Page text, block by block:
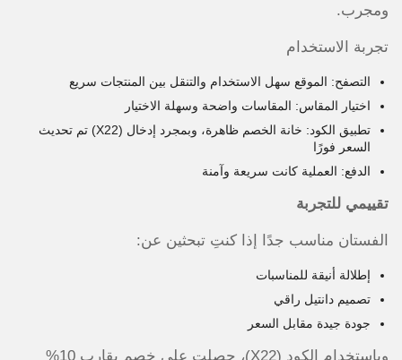
ومجرب.
تجربة الاستخدام
التصفح: الموقع سهل الاستخدام والتنقل بين المنتجات سريع
اختيار المقاس: المقاسات واضحة وسهلة الاختيار
تطبيق الكود: خانة الخصم ظاهرة، وبمجرد إدخال (X22) تم تحديث
السعر فورًا
الدفع: العملية كانت سريعة وآمنة
تقييمي للتجربة
الفستان مناسب جدًا إذا كنتِ تبحثين عن:
إطلالة أنيقة للمناسبات
تصميم دانتيل راقي
جودة جيدة مقابل السعر
وباستخدام الكود (X22)، حصلت على خصم يقارب 10%